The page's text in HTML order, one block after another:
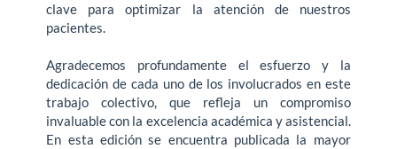
clave para optimizar la atención de nuestros
pacientes.
Agradecemos profundamente el esfuerzo y la
dedicación de cada uno de los involucrados en este
trabajo colectivo, que refleja un compromiso
invaluable con la excelencia académica y asistencial.
En esta edición se encuentra publicada la mayor